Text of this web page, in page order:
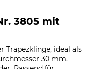
3805 mit
Trapezklinge, ideal als
30 mm.